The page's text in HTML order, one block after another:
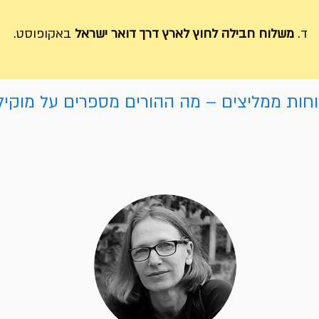
ד. משלוח חבילה לחוץ לארץ דרך דואר ישראל באקופוסט.
ממליצים – מה ההורים מספרים על